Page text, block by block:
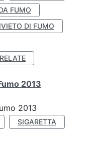
FUMO
DI FUMO
2013
2013
SIGARETTA